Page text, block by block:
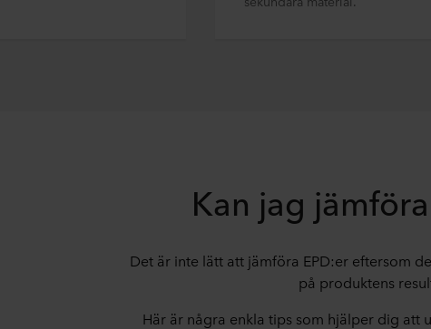
Kan jag
Det är inte lätt att jämföra EPD:er eftersom
på produktens
Här är några enkla tips som hjälper dig att